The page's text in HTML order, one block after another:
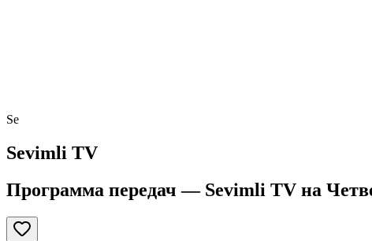
Se
Sevimli TV
Программа передач — Sevimli TV на